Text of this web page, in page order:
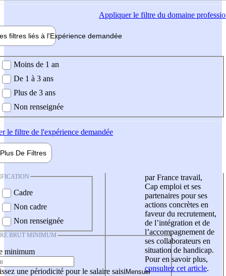
Appliquerle filtre du domaine
filtres liés à l'Expérience demandée
demandée
Moins de 1 an
De 1 à 3 ans
Plus de 3 ans
Non renseignée
le filtre de l'expérience demandée
Plus De Filtres
Cadre
Non cadre
Non renseignée
BRUT MINIMUM
minimum
une périodicité pour le salaire saisi
par France travail,
Cap emploi et ses
partenaires pour ses
actions concrètes en
faveur du recrutement,
de l’intégration et de
l’accompagnement de
ses collaborateurs en
situation de handicap.
Pour en savoir plus,
consultez cet article.